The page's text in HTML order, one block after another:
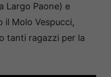
Largo Paone) e
il Molo Vespucci,
tanti ragazzi per la